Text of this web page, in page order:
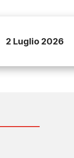
2 Luglio 2026